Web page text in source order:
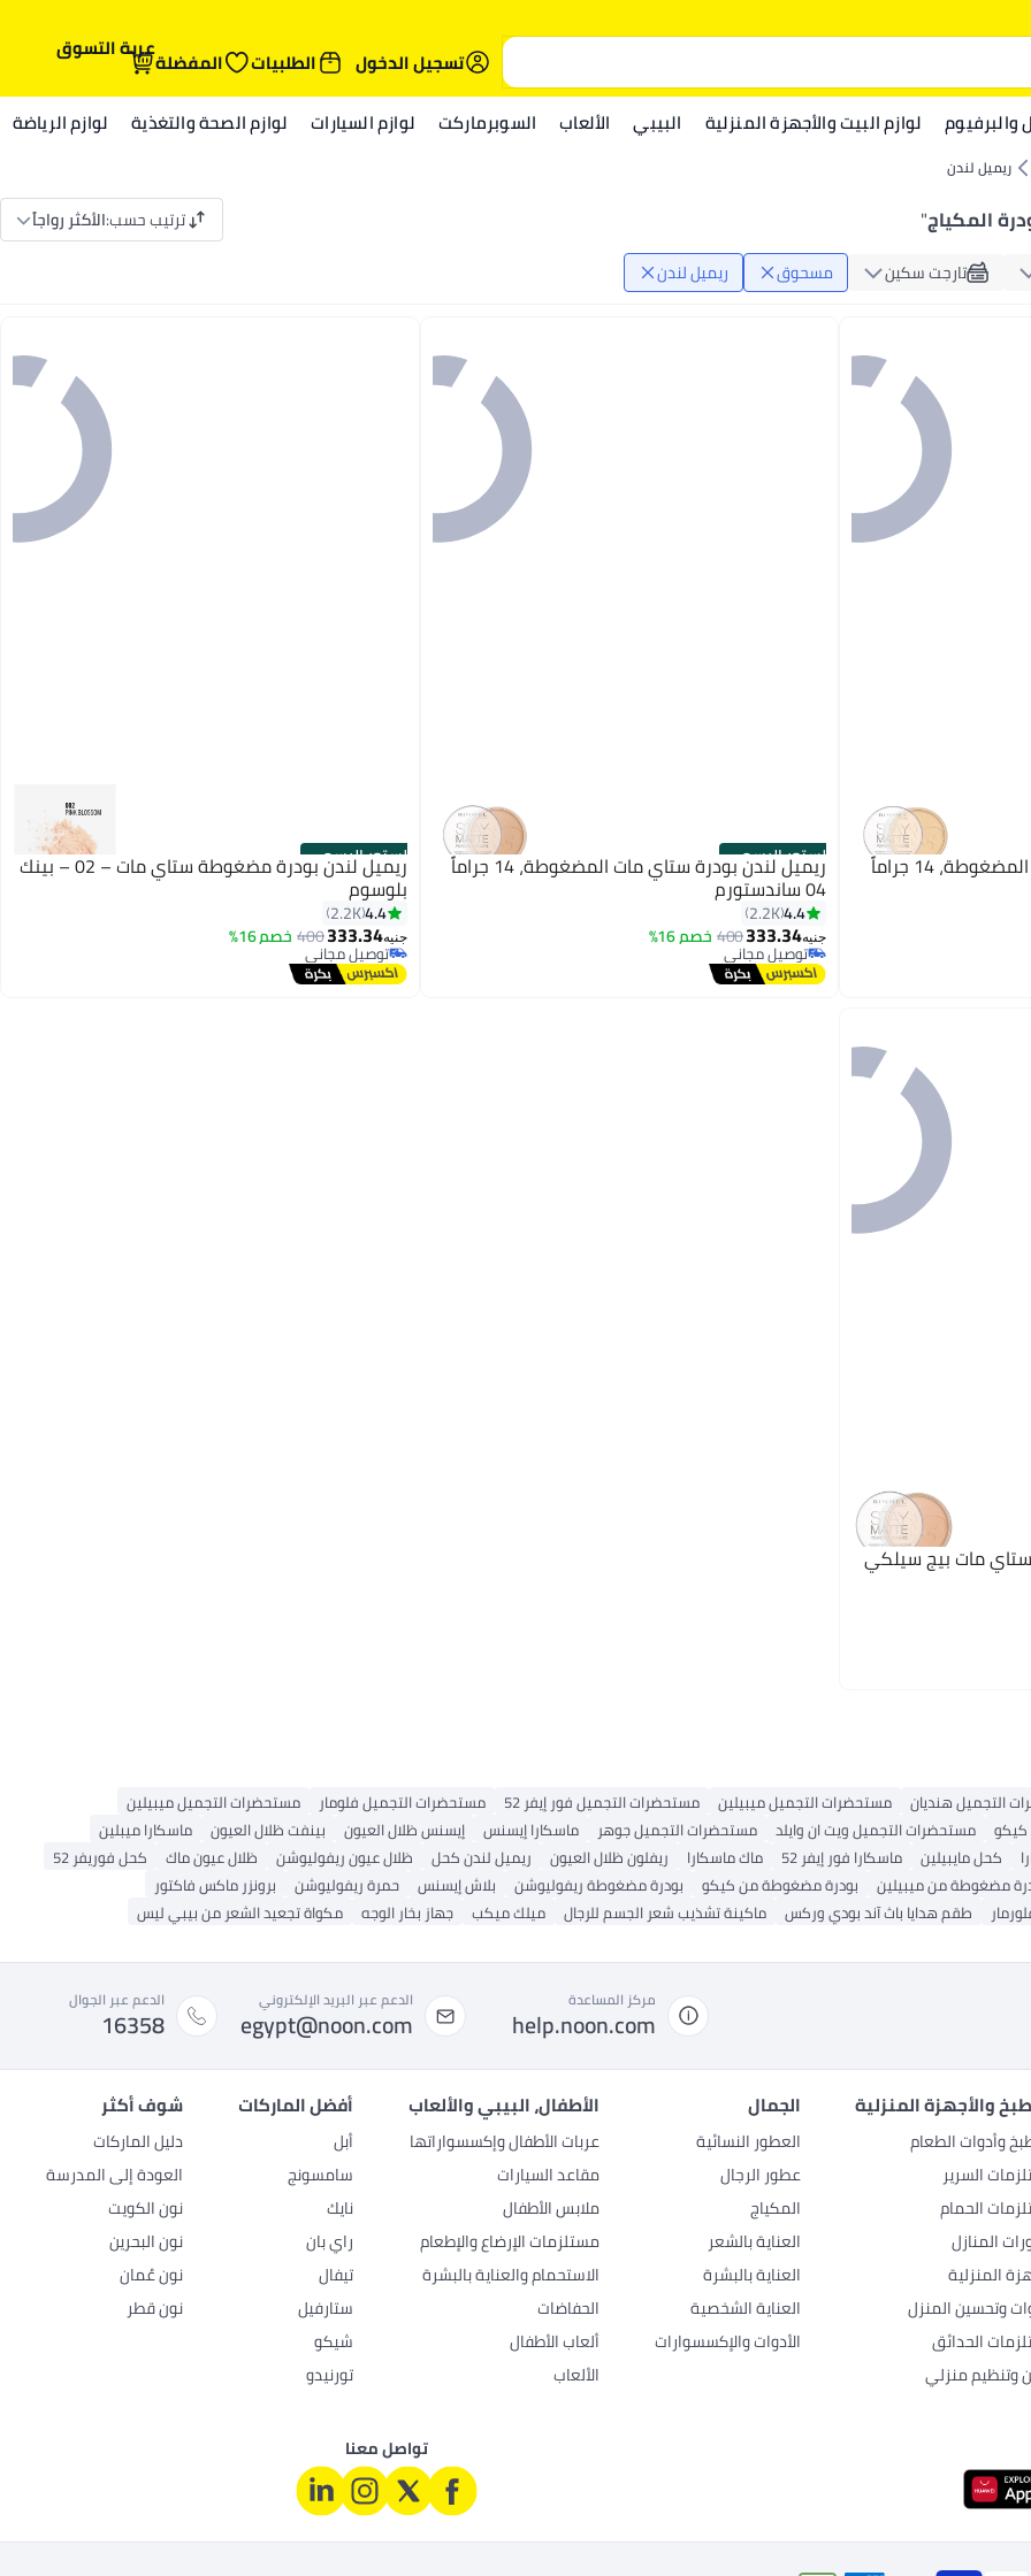
تسجيل الدخول
الطلبيات المفضلةعربة التسوق
والبرفيوم لوازم البيت والأجهزة المنزلية البيبي الألعاب السوبرماركت لوازم السيارات لوازم الصحة والتغذية لوازم الرياضة
ريميل لندن
المكياج" ترتيب حسب:الأكثر رواجاً
تارجت سكين مسحوق ريميل لندن
ريميل لندن بودرة ستاي مات المضغوطة، 14 جراماً الستور الرسمي
4
ريميل لندن بودرة ستاي مات المضغوطة، 14 جراماً
04 ساندستورم
4.4
2.2K
جنيه333.34
400خصم 16%
توصيل مجاني
تم بيع +50 مؤخرًا
توصيل مجاني
الستور الرسمي
4
ريميل لندن بودرة مضغوطة ستاي مات – 02 – بينك
بلوسوم
4.4
2.2K
جنيه333.34
400خصم 16%
توصيل مجاني
توصيل مجاني
مات بيج سيلكي
التجميل هنديان مستحضرات التجميل ميبيلين مستحضرات التجميل فور إيفر 52 مستحضرات التجميل فلومار
مستحضرات التجميل ميبيلين
مستحضرات التجميل ويت ان وايلد مستحضرات التجميل جوهر ماسكارا إيسنس إيسنس ظلال العيون بينفت ظلال العيون
ماسكارا ميبلين
كحل مايبيلين ماسكارا فور إيفر 52 ماك ماسكارا ريفلون ظلال العيون ريميل لندن كحل ظلال عيون ريفوليوشن ظلال عيون ماك
كحل فوريفر 52
مضغوطة من ميبيلين بودرة مضغوطة من كيكو بودرة مضغوطة ريفوليوشن بلاش إيسنس حمرة ريفوليوشن
برونزر ماكس فاكتور
طقم هدايا باث آند بودي وركس ماكينة تشذيب شعر الجسم للرجال ميلك ميكب جهاز بخار الوجه
مكواة تجعيد الشعر من بيبي ليس
مركز المساعدة
help.noon.com
الدعم عبر البريد الإلكتروني
egypt@noon.com
الدعم عبر الجوال
16358
والأجهزة المنزلية
وأدوات الطعام
السرير
الحمام
المنازل
المنزلية
وتحسين المنزل
الحدائق
وتنظيم منزلي
الجمال
العطور النسائية
عطور الرجال
المكياج
العناية بالشعر
العناية بالبشرة
العناية الشخصية
الأدوات والإكسسوارات
الأطفال، البيبي والألعاب
عربات الأطفال وإكسسواراتها
مقاعد السيارات
ملابس الأطفال
مستلزمات الإرضاع والإطعام
الاستحمام والعناية بالبشرة
الحفاضات
ألعاب الأطفال
الألعاب
أفضل الماركات
أبل
سامسونج
نايك
راي بان
تيفال
ستارفيل
شيكو
تورنيدو
شوف أكثر
دليل الماركات
العودة إلى المدرسة
نون الكويت
نون البحرين
نون عُمان
نون قطر
تواصل معنا